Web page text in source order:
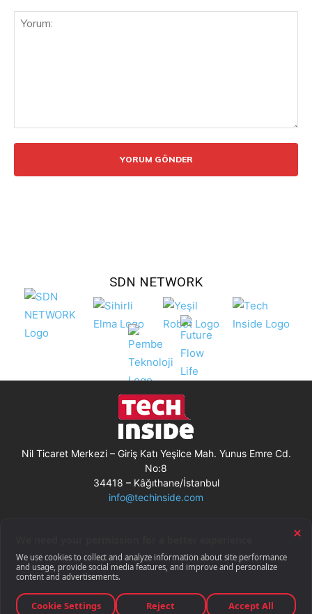
SDN NETWORK
Nil Ticaret Merkezi – Giriş Katı Yeşilce Mah. Yunus Emre Cd.
No:8
34418 – Kâğıthane/İstanbul
info@techinside.com
Gizlilik Bildirimi
RSS
© Techinside.com, İnternet Medyası